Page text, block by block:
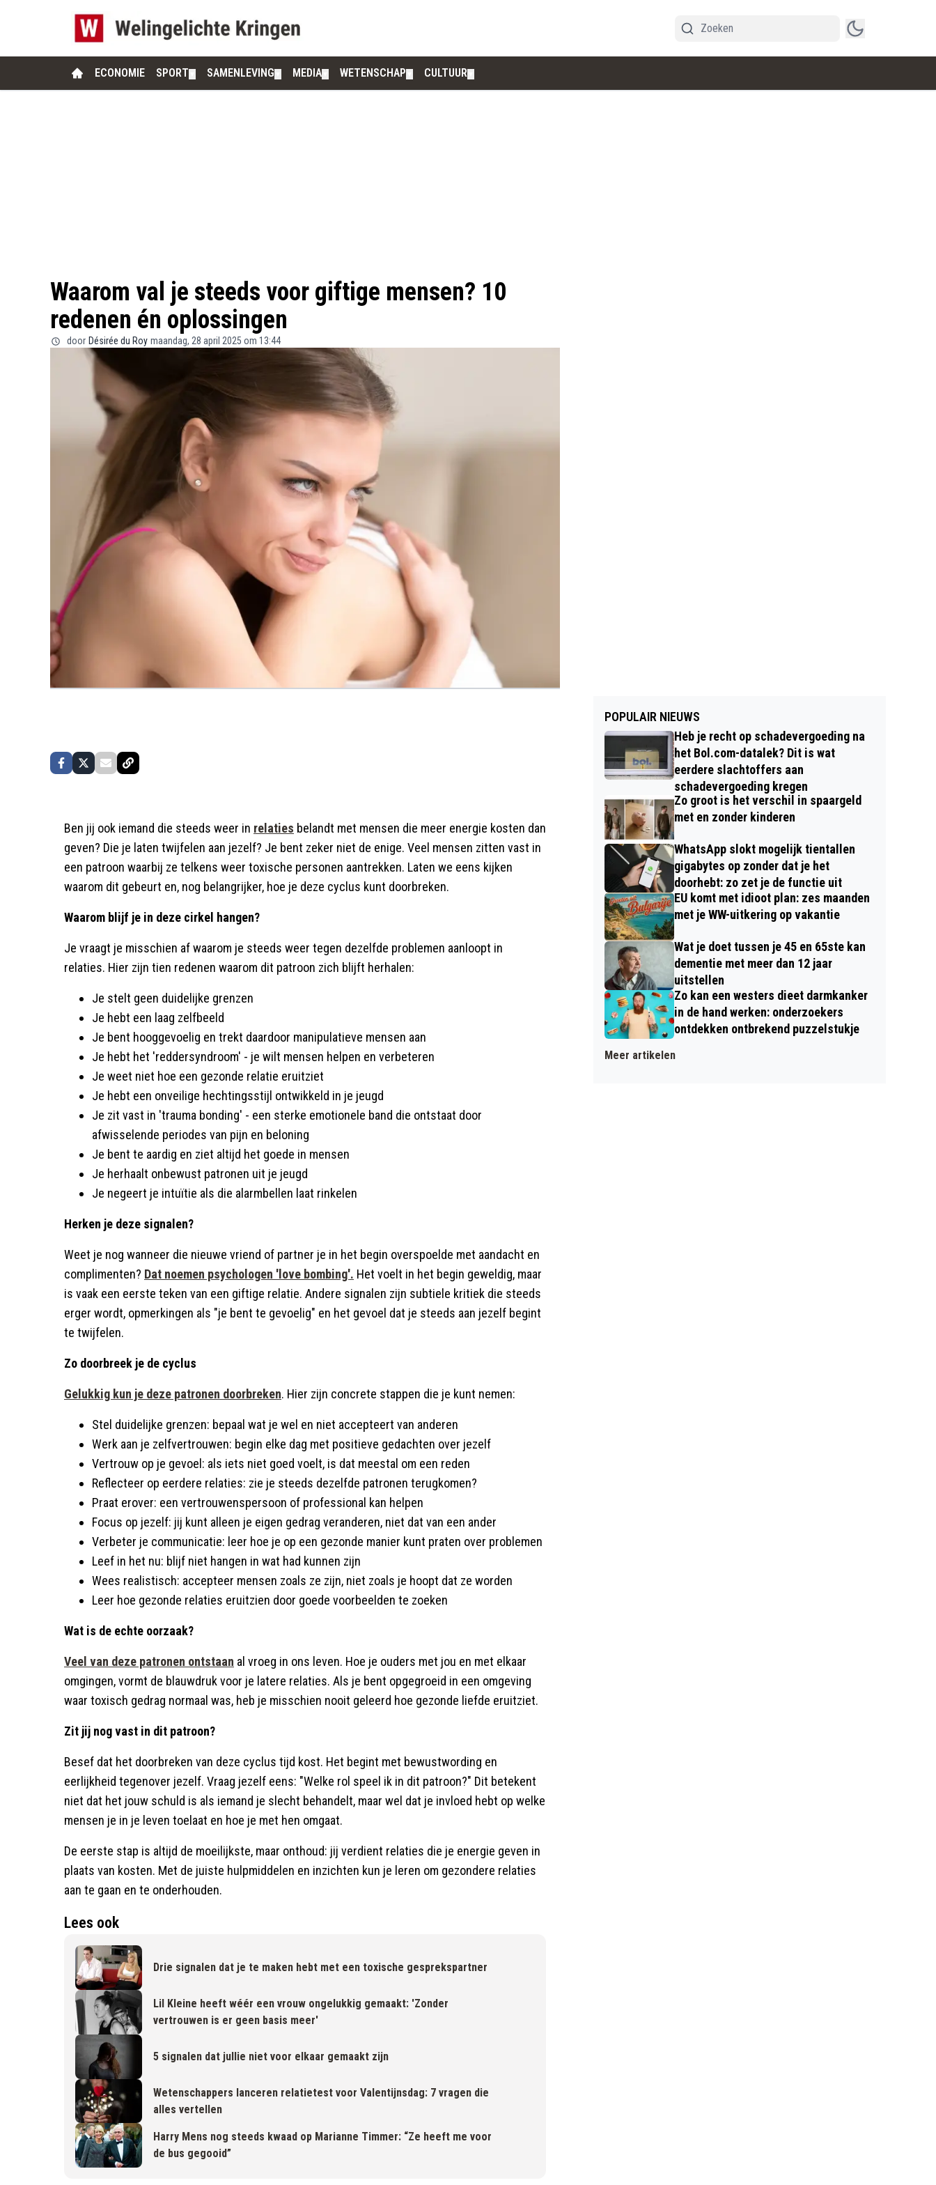
ECONOMIE SPORT SAMENLEVING MEDIA WETENSCHAP CULTUUR
Waarom val je steeds voor giftige mensen? 10
redenen én oplossingen
door Désirée du Roy maandag, 28 april 2025 om 13:44
Ben jij ook iemand die steeds weer in relaties belandt met mensen die meer energie kosten dan
geven? Die je laten twijfelen aan jezelf? Je bent zeker niet de enige. Veel mensen zitten vast in
een patroon waarbij ze telkens weer toxische personen aantrekken. Laten we eens kijken
waarom dit gebeurt en, nog belangrijker, hoe je deze cyclus kunt doorbreken.
Waarom blijf je in deze cirkel hangen?
Je vraagt je misschien af waarom je steeds weer tegen dezelfde problemen aanloopt in
relaties. Hier zijn tien redenen waarom dit patroon zich blijft herhalen:
Je stelt geen duidelijke grenzen
Je hebt een laag zelfbeeld
Je bent hooggevoelig en trekt daardoor manipulatieve mensen aan
Je hebt het 'reddersyndroom' - je wilt mensen helpen en verbeteren
Je weet niet hoe een gezonde relatie eruitziet
Je hebt een onveilige hechtingsstijl ontwikkeld in je jeugd
Je zit vast in 'trauma bonding' - een sterke emotionele band die ontstaat door
afwisselende periodes van pijn en beloning
Je bent te aardig en ziet altijd het goede in mensen
Je herhaalt onbewust patronen uit je jeugd
Je negeert je intuïtie als die alarmbellen laat rinkelen
Herken je deze signalen?
Weet je nog wanneer die nieuwe vriend of partner je in het begin overspoelde met aandacht en
complimenten? Dat noemen psychologen 'love bombing'. Het voelt in het begin geweldig, maar
is vaak een eerste teken van een giftige relatie. Andere signalen zijn subtiele kritiek die steeds
erger wordt, opmerkingen als "je bent te gevoelig" en het gevoel dat je steeds aan jezelf begint
te twijfelen.
Zo doorbreek je de cyclus
Gelukkig kun je deze patronen doorbreken. Hier zijn concrete stappen die je kunt nemen:
Stel duidelijke grenzen: bepaal wat je wel en niet accepteert van anderen
Werk aan je zelfvertrouwen: begin elke dag met positieve gedachten over jezelf
Vertrouw op je gevoel: als iets niet goed voelt, is dat meestal om een reden
Reflecteer op eerdere relaties: zie je steeds dezelfde patronen terugkomen?
Praat erover: een vertrouwenspersoon of professional kan helpen
Focus op jezelf: jij kunt alleen je eigen gedrag veranderen, niet dat van een ander
Verbeter je communicatie: leer hoe je op een gezonde manier kunt praten over problemen
Leef in het nu: blijf niet hangen in wat had kunnen zijn
Wees realistisch: accepteer mensen zoals ze zijn, niet zoals je hoopt dat ze worden
Leer hoe gezonde relaties eruitzien door goede voorbeelden te zoeken
Wat is de echte oorzaak?
Veel van deze patronen ontstaan al vroeg in ons leven. Hoe je ouders met jou en met elkaar
omgingen, vormt de blauwdruk voor je latere relaties. Als je bent opgegroeid in een omgeving
waar toxisch gedrag normaal was, heb je misschien nooit geleerd hoe gezonde liefde eruitziet.
Zit jij nog vast in dit patroon?
Besef dat het doorbreken van deze cyclus tijd kost. Het begint met bewustwording en
eerlijkheid tegenover jezelf. Vraag jezelf eens: "Welke rol speel ik in dit patroon?" Dit betekent
niet dat het jouw schuld is als iemand je slecht behandelt, maar wel dat je invloed hebt op welke
mensen je in je leven toelaat en hoe je met hen omgaat.
De eerste stap is altijd de moeilijkste, maar onthoud: jij verdient relaties die je energie geven in
plaats van kosten. Met de juiste hulpmiddelen en inzichten kun je leren om gezondere relaties
aan te gaan en te onderhouden.
Lees ook
Drie signalen dat je te maken hebt met een toxische gesprekspartner
Lil Kleine heeft wéér een vrouw ongelukkig gemaakt: 'Zonder
vertrouwen is er geen basis meer'
5 signalen dat jullie niet voor elkaar gemaakt zijn
Wetenschappers lanceren relatietest voor Valentijnsdag: 7 vragen die
alles vertellen
Harry Mens nog steeds kwaad op Marianne Timmer: “Ze heeft me voor
de bus gegooid”
POPULAIR NIEUWS
Heb je recht op schadevergoeding na
het Bol.com-datalek? Dit is wat
eerdere slachtoffers aan
schadevergoeding kregen
Zo groot is het verschil in spaargeld
met en zonder kinderen
WhatsApp slokt mogelijk tientallen
gigabytes op zonder dat je het
doorhebt: zo zet je de functie uit
EU komt met idioot plan: zes maanden
met je WW-uitkering op vakantie
Wat je doet tussen je 45 en 65ste kan
dementie met meer dan 12 jaar
uitstellen
Zo kan een westers dieet darmkanker
in de hand werken: onderzoekers
ontdekken ontbrekend puzzelstukje
Meer artikelen